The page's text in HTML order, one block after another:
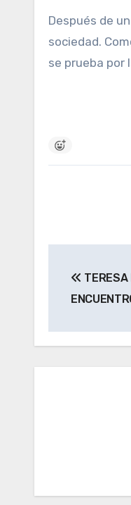
Después de
sociedad.
se prueba por
de
TERESA